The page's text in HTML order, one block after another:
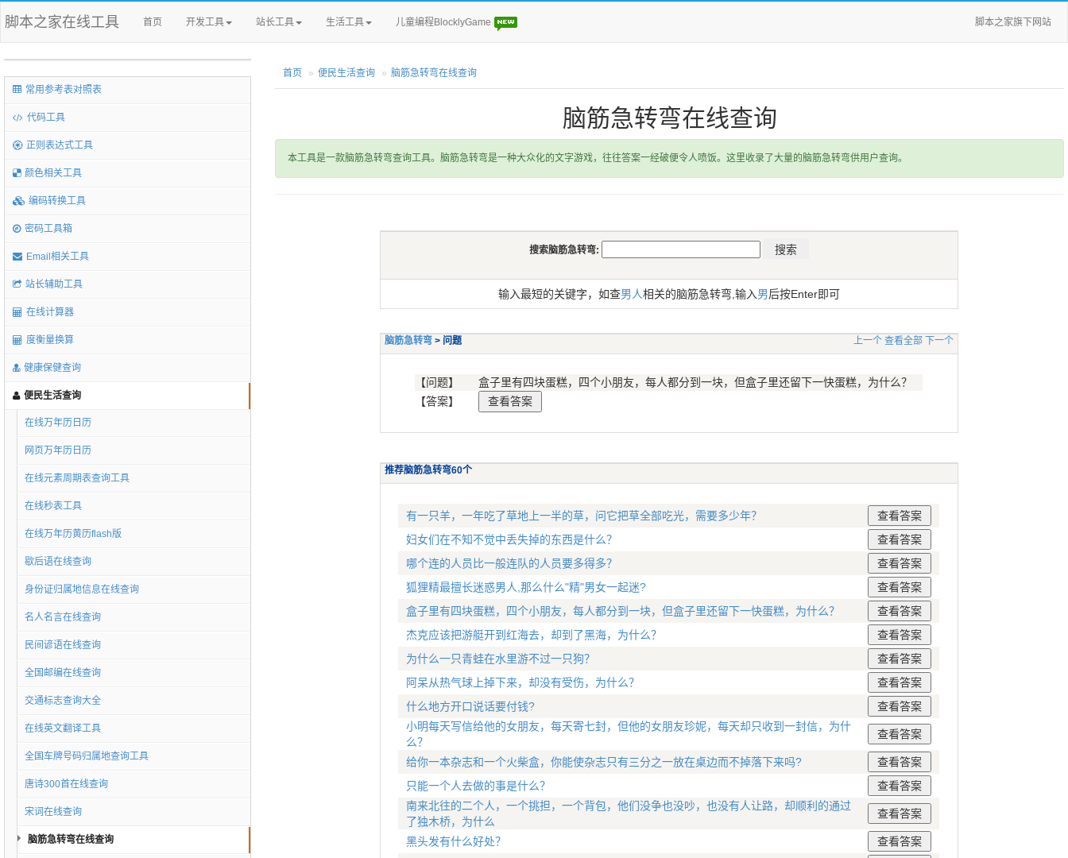
脚本之家在线工具 首页 开发工具 站长工具 生活工具 儿童编程BlocklyGame 脚本之家旗下网站
常用参考表对照表
代码工具
正则表达式工具
颜色相关工具
编码转换工具
密码工具箱
Email相关工具
站长辅助工具
在线计算器
度衡量换算
健康保健查询
便民生活查询
在线万年历日历
网页万年历日历
在线元素周期表查询工具
在线秒表工具
在线万年历黄历flash版
歇后语在线查询
身份证归属地信息在线查询
名人名言在线查询
民间谚语在线查询
全国邮编在线查询
交通标志查询大全
在线英文翻译工具
全国车牌号码归属地查询工具
唐诗300首在线查询
宋词在线查询
脑筋急转弯在线查询
首页 便民生活查询 脑筋急转弯在线查询
脑筋急转弯在线查询
本工具是一款脑筋急转弯查询工具。脑筋急转弯是一种大众化的文字游戏，往往答案一经破便令人喷饭。这里收录了大量的脑筋急转弯供用户查询。
搜索脑筋急转弯:
输入最短的关键字，如查男人相关的脑筋急转弯,输入男后按Enter即可
脑筋急转弯> 问题 上一个 查看全部 下一个
【问题】
盒子里有四块蛋糕，四个小朋友，每人都分到一块，但盒子里还留下一快蛋糕，为什么？
【答案】
推荐脑筋急转弯60个
有一只羊，一年吃了草地上一半的草，问它把草全部吃光，需要多少年？
妇女们在不知不觉中丢失掉的东西是什么？
哪个连的人员比一般连队的人员要多得多？
狐狸精最擅长迷惑男人,那么什么"精"男女一起迷?
盒子里有四块蛋糕，四个小朋友，每人都分到一块，但盒子里还留下一快蛋糕，为什么？
杰克应该把游艇开到红海去，却到了黑海，为什么？
为什么一只青蛙在水里游不过一只狗？
阿呆从热气球上掉下来，却没有受伤，为什么？
什么地方开口说话要付钱?
小明每天写信给他的女朋友，每天寄七封，但他的女朋友珍妮，每天却只收到一封信，为什
么？
给你一本杂志和一个火柴盒，你能使杂志只有三分之一放在桌边而不掉落下来吗?
只能一个人去做的事是什么？
南来北往的二个人，一个挑担，一个背包，他们没争也没吵，也没有人让路，却顺利的通过
了独木桥，为什么
黑头发有什么好处？